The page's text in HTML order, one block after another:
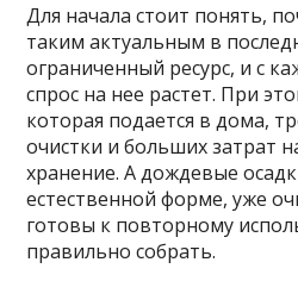
Для начала стоит понять,
таким актуальным в
ограниченный ресурс, и с
спрос на нее растет. При
которая подается в дома,
очистки и больших затрат
хранение. А дождевые
естественной форме, уже
готовы к повторному
правильно собрать.